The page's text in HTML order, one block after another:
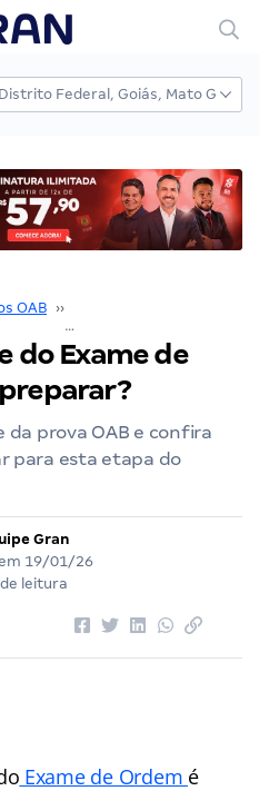
OAB ››
do Exame de
da prova OAB e confira
para esta etapa do
Gran
19/01/26
leitura
Exame de Ordem é